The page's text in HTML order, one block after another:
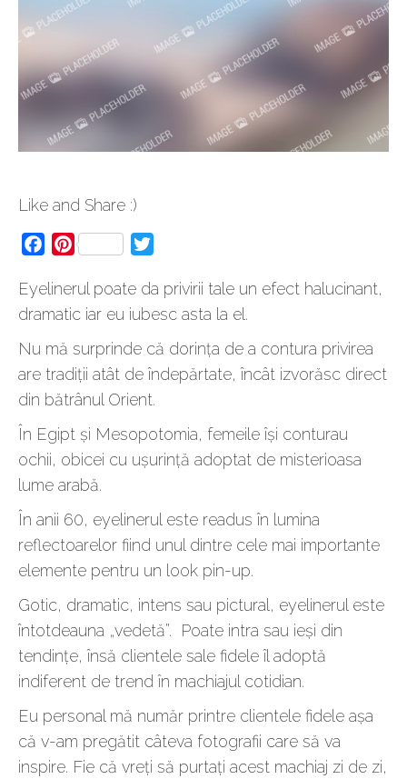
Like and Share :)
FacebookPinterest
Eyelinerul poate da privirii tale un efect halucinant,
dramatic iar eu iubesc asta la el.
Nu mă surprinde că dorința de a contura privirea
are tradiții atât de îndepărtate, încât izvorăsc direct
din bătrânul Orient.
În Egipt și Mesopotomia, femeile își conturau
ochii, obicei cu ușurință adoptat de misterioasa
lume arabă.
În anii 60, eyelinerul este readus în lumina
reflectoarelor fiind unul dintre cele mai importante
elemente pentru un look pin-up.
Gotic, dramatic, intens sau pictural, eyelinerul este
întotdeauna „vedetă”. Poate intra sau ieși din
tendințe, însă clientele sale fidele îl adoptă
indiferent de trend în machiajul cotidian.
Eu personal mă număr printre clientele fidele așa
că v-am pregătit câteva fotografii care să va
inspire. Fie că vreți să purtați acest machiaj zi de zi,